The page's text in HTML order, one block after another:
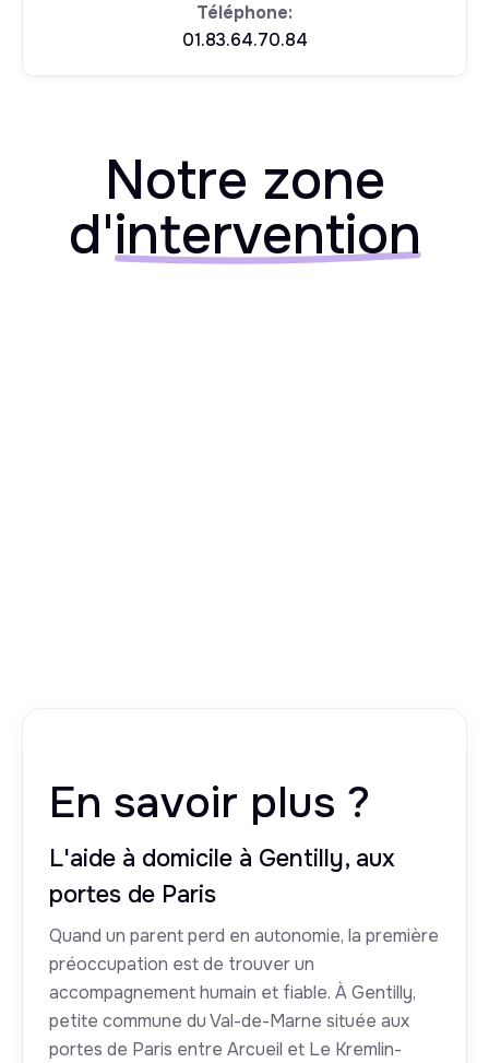
Téléphone:
01.83.64.70.84
Notre zone
d'intervention
En savoir plus ?
L'aide à domicile à Gentilly, aux
portes de Paris
Quand un parent perd en autonomie, la première
préoccupation est de trouver un
accompagnement humain et fiable. À Gentilly,
petite commune du Val-de-Marne située aux
portes de Paris entre Arcueil et Le Kremlin-